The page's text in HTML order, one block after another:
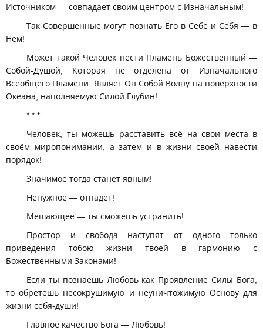
Источником — совпадает своим центром с Изначальным!
Так Совершенные могут познать Его в Себе и Себя — в
Нём!
Может такой Человек нести Пламень Божественный —
Собой-Душой, Которая не отделена от Изначального
Всеобщего Пламени. Являет Он Собой Волну на поверхности
Океана, наполняемую Силой Глубин!
* * *
Человек, ты можешь расставить всё на свои места в
своём миропонимании, а затем и в жизни своей навести
порядок!
Значимое тогда станет явным!
Ненужное — отпадёт!
Мешающее — ты сможешь устранить!
Простор и свобода наступят от одного только
приведения тобою жизни твоей в гармонию с
Божественными Законами!
Если ты познаешь Любовь как Проявление Силы Бога,
то обретёшь несокрушимую и неуничтожимую Основу для
жизни себя-души!
Главное качество Бога — Любовь!